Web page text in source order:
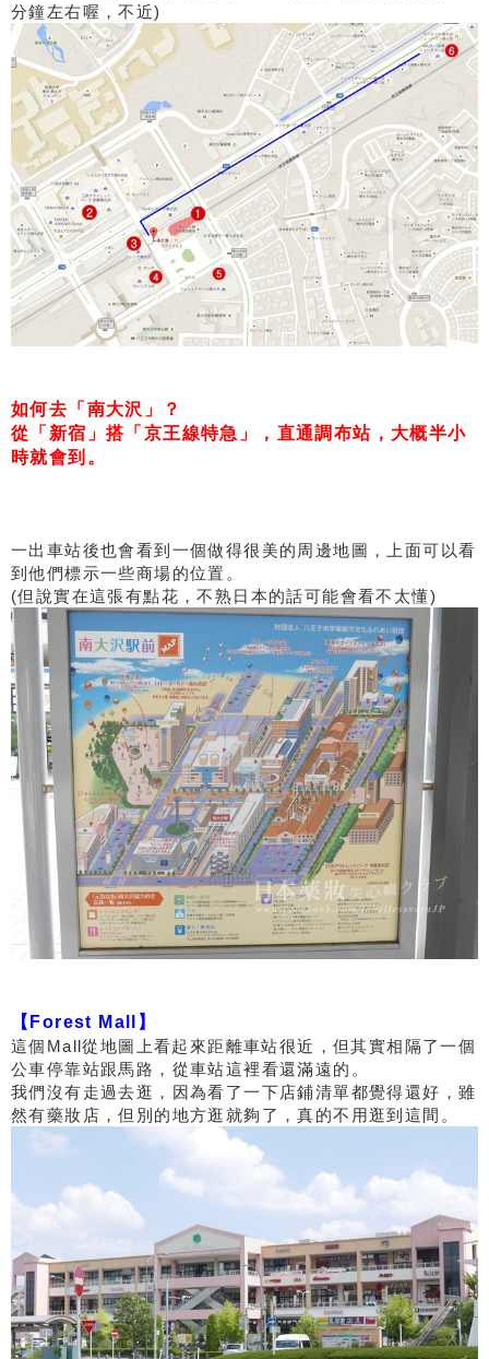
分鐘左右喔，不近)
如何去「南大沢」？
從「新宿」搭「京王線特急」，直通調布站，大概半小
時就會到。
一出車站後也會看到一個做得很美的周邊地圖，上面可以看
到他們標示一些商場的位置。
(但說實在這張有點花，不熟日本的話可能會看不太懂)
【Forest Mall】
這個Mall從地圖上看起來距離車站很近，但其實相隔了一個
公車停靠站跟馬路，從車站這裡看還滿遠的。
我們沒有走過去逛，因為看了一下店鋪清單都覺得還好，雖
然有藥妝店，但別的地方逛就夠了，真的不用逛到這間。